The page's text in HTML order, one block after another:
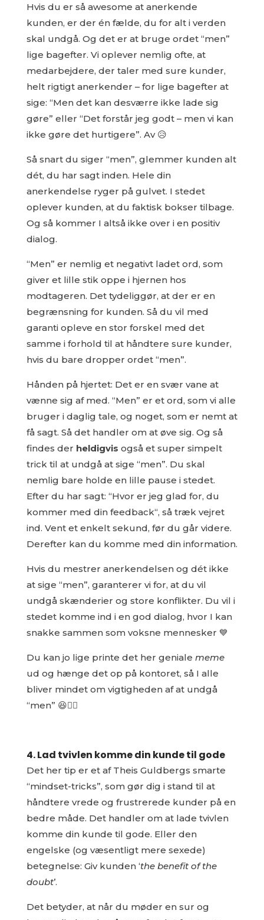
Hvis du er så awesome at anerkende
kunden, er der én fælde, du for alt i verden
skal undgå. Og det er at bruge ordet “men”
lige bagefter. Vi oplever nemlig ofte, at
medarbejdere, der taler med sure kunder,
helt rigtigt anerkender – for lige bagefter at
sige: “Men det kan desværre ikke lade sig
gøre” eller “Det forstår jeg godt – men vi kan
ikke gøre det hurtigere”. Av 😥
Så snart du siger “men”, glemmer kunden alt
dét, du har sagt inden. Hele din
anerkendelse ryger på gulvet. I stedet
oplever kunden, at du faktisk bokser tilbage.
Og så kommer I altså ikke over i en positiv
dialog.
“Men” er nemlig et negativt ladet ord, som
giver et lille stik oppe i hjernen hos
modtageren. Det tydeliggør, at der er en
begrænsning for kunden. Så du vil med
garanti opleve en stor forskel med det
samme i forhold til at håndtere sure kunder,
hvis du bare dropper ordet “men”.
Hånden på hjertet: Det er en svær vane at
vænne sig af med. “Men” er et ord, som vi alle
bruger i daglig tale, og noget, som er nemt at
få sagt. Så det handler om at øve sig. Og så
findes der heldigvis også et super simpelt
trick til at undgå at sige “men”. Du skal
nemlig bare holde en lille pause i stedet.
Efter du har sagt: “Hvor er jeg glad for, du
kommer med din feedback“, så træk vejret
ind. Vent et enkelt sekund, før du går videre.
Derefter kan du komme med din information.
Hvis du mestrer anerkendelsen og dét ikke
at sige “men”, garanterer vi for, at du vil
undgå skænderier og store konflikter. Du vil i
stedet komme ind i en god dialog, hvor I kan
snakke sammen som voksne mennesker 💙
Du kan jo lige printe det her geniale meme
ud og hænge det op på kontoret, så I alle
bliver mindet om vigtigheden af at undgå
“men” 😆👇🏻
4. Lad tvivlen komme din kunde til gode
Det her tip er et af Theis Guldbergs smarte
“mindset-tricks”, som gør dig i stand til at
håndtere vrede og frustrerede kunder på en
bedre måde. Det handler om at lade tvivlen
komme din kunde til gode. Eller den
engelske (og væsentligt mere sexede)
betegnelse: Giv kunden ‘the benefit of the
doubt’.
Det betyder, at når du møder en sur og